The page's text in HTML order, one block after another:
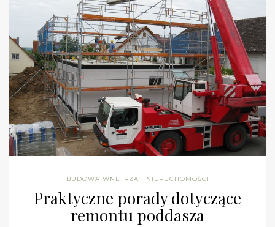
BUDOWA WNETRZA I NIERUCHOMOŚCI
Praktyczne porady dotyczące
remontu poddasza